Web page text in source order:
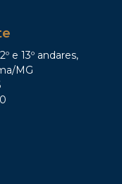
e 13º andares,
MG